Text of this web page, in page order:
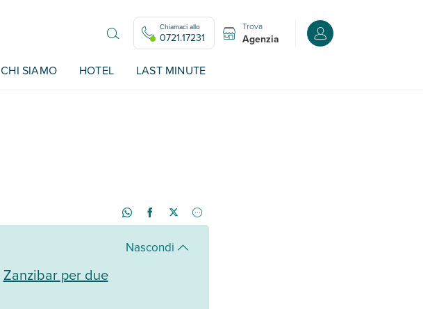
Chiamaci allo
0721.17231
Trova
Agenzia Accedi o registrati
CHI SIAMO HOTEL LAST MINUTE
Nascondi
Zanzibar per due